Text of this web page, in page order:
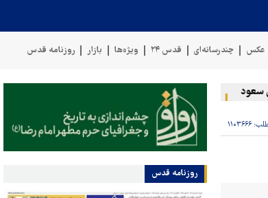
عکس چندرسانه‌ای قدس ۲۴ ویژه‌ها بازار روزنامه قدس
رویترز: عربستان ۸۶ درصد از موشک‌های پاتریوت خود را استفاده کرده است
۱۱۰۳۶۶۶
روزنامه قدس